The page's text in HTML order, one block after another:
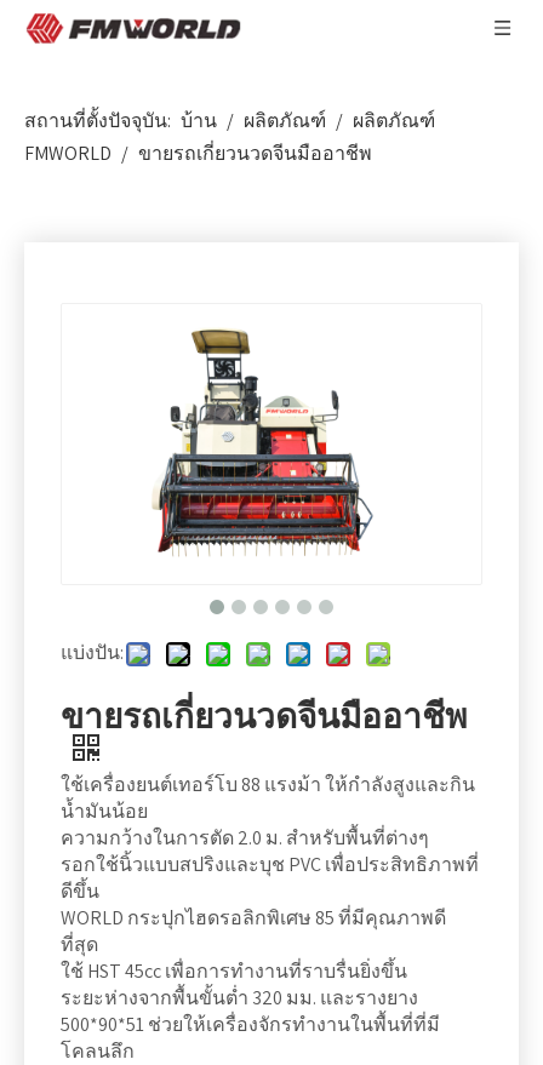
สถานที่ตั้งปัจจุบัน: บ้าน / ผลิตภัณฑ์ / ผลิตภัณฑ์
FMWORLD / ขายรถเกี่ยวนวดจีนมืออาชีพ
แบ่งปัน:
ขายรถเกี่ยวนวดจีนมืออาชีพ
ใช้เครื่องยนต์เทอร์โบ 88 แรงม้า ให้กำลังสูงและกิน
น้ำมันน้อย
ความกว้างในการตัด 2.0 ม. สำหรับพื้นที่ต่างๆ
รอกใช้นิ้วแบบสปริงและบุช PVC เพื่อประสิทธิภาพที่
ดีขึ้น
WORLD กระปุกไฮดรอลิกพิเศษ 85 ​​ที่มีคุณภาพดี
ที่สุด
ใช้ HST 45cc เพื่อการทำงานที่ราบรื่นยิ่งขึ้น
ระยะห่างจากพื้นขั้นต่ำ 320 มม. และรางยาง
500*90*51 ช่วยให้เครื่องจักรทำงานในพื้นที่ที่มี
โคลนลึก